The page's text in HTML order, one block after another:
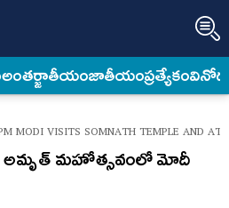
అంత‌ర్జాతీయంజాతీయంప్రత్యేకం
MODI VISITS SOMNATH TEMPLE AND
అమృత్ మహోత్సవంలో మోదీ